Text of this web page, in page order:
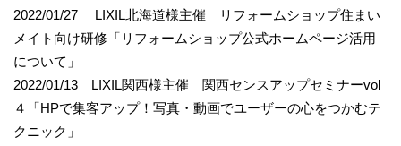
2022/01/27 LIXIL北海道様主催 リフォームショップ住まい
メイト向け研修「リフォームショップ公式ホームページ活用
について」
2022/01/13 LIXIL関西様主催 関西センスアップセミナーvol
４「HPで集客アップ！写真・動画でユーザーの心をつかむテ
クニック」